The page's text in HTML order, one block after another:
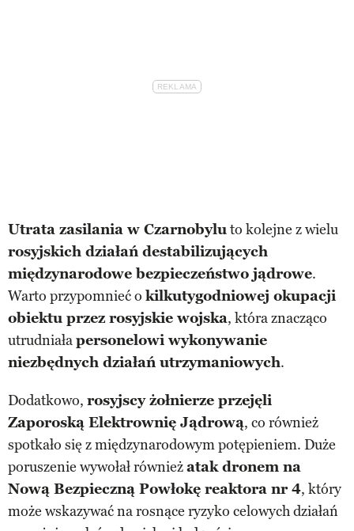
Utrata zasilania w Czarnobyluto kolejne z wielu
rosyjskich działań destabilizujących
międzynarodowe bezpieczeństwo jądrowe.
Warto przypomnieć o kilkutygodniowej okupacji
obiektu przez rosyjskie wojska, która znacząco
utrudniałapersonelowi wykonywanie
niezbędnych działań utrzymaniowych.
Dodatkowo, rosyjscy żołnierze przejęli
Zaporoską Elektrownię Jądrową, co również
spotkało się z międzynarodowym potępieniem. Duże
poruszenie wywołał równieżatak dronem na
Nową Bezpieczną Powłokę reaktora nr 4, który
może wskazywać na rosnące ryzyko celowych działań